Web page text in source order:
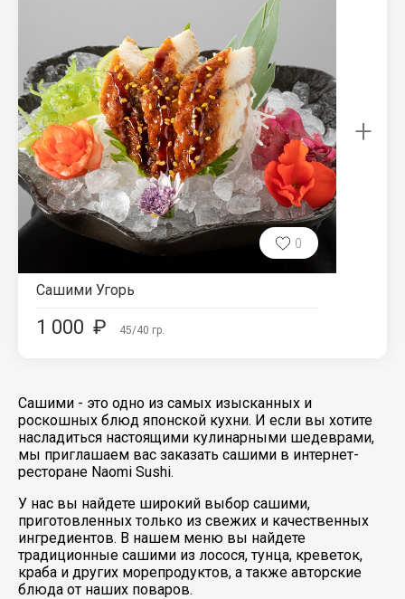
0
Сашими Угорь
1 000 ₽ 45/40 гр.
+
Сашими - это одно из самых изысканных и
роскошных блюд японской кухни. И если вы хотите
насладиться настоящими кулинарными шедеврами,
мы приглашаем вас заказать сашими в интернет-
ресторане Naomi Sushi.
У нас вы найдете широкий выбор сашими,
приготовленных только из свежих и качественных
ингредиентов. В нашем меню вы найдете
традиционные сашими из лосося, тунца, креветок,
краба и других морепродуктов, а также авторские
блюда от наших поваров.